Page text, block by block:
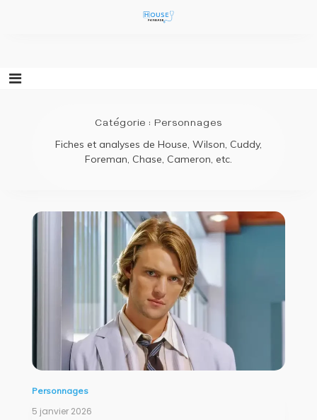
Catégorie : Personnages
Fiches et analyses de House, Wilson, Cuddy,
Foreman, Chase, Cameron, etc.
Personnages
5 janvier 2026